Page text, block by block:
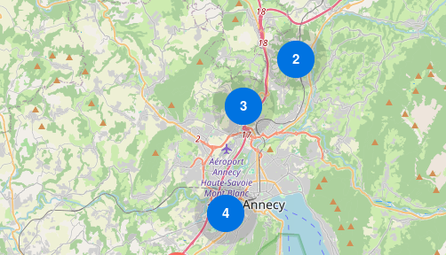
2
4
3